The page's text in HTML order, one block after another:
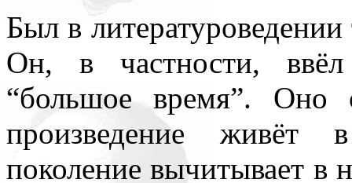
[отличающемуся от
у растений, и у бактерий.
вторая сигнальная
всюду применял как чисто
противопоставляя
Был в
Он, в частности,
“большое время”. Оно
произведение живёт
поколение вычитывает в